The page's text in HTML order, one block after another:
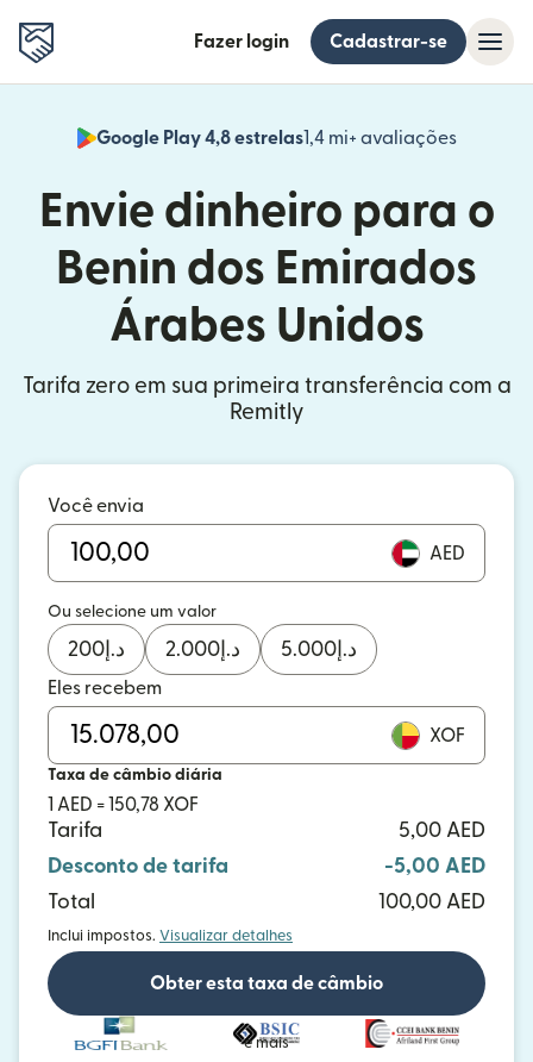
Fazer login Cadastrar-se
Google Play 4,8 estrelas1,4 mi+ avaliações
(abre
Envie dinheiro para o
Benin dos Emirados
Árabes Unidos
Tarifa zero em sua primeira transferência com a
Remitly
Você envia
AED
Ou selecione um valor
د.إ 200 د.إ 2.000 د.إ 5.000
Eles recebem
XOF
Taxa de câmbio diária
1 AED = 150,78 XOF
Tarifa
5,00 AED
Desconto de tarifa
-5,00 AED
Total
100,00 AED
Inclui impostos. Visualizar detalhes
Obter esta taxa de câmbio
e mais